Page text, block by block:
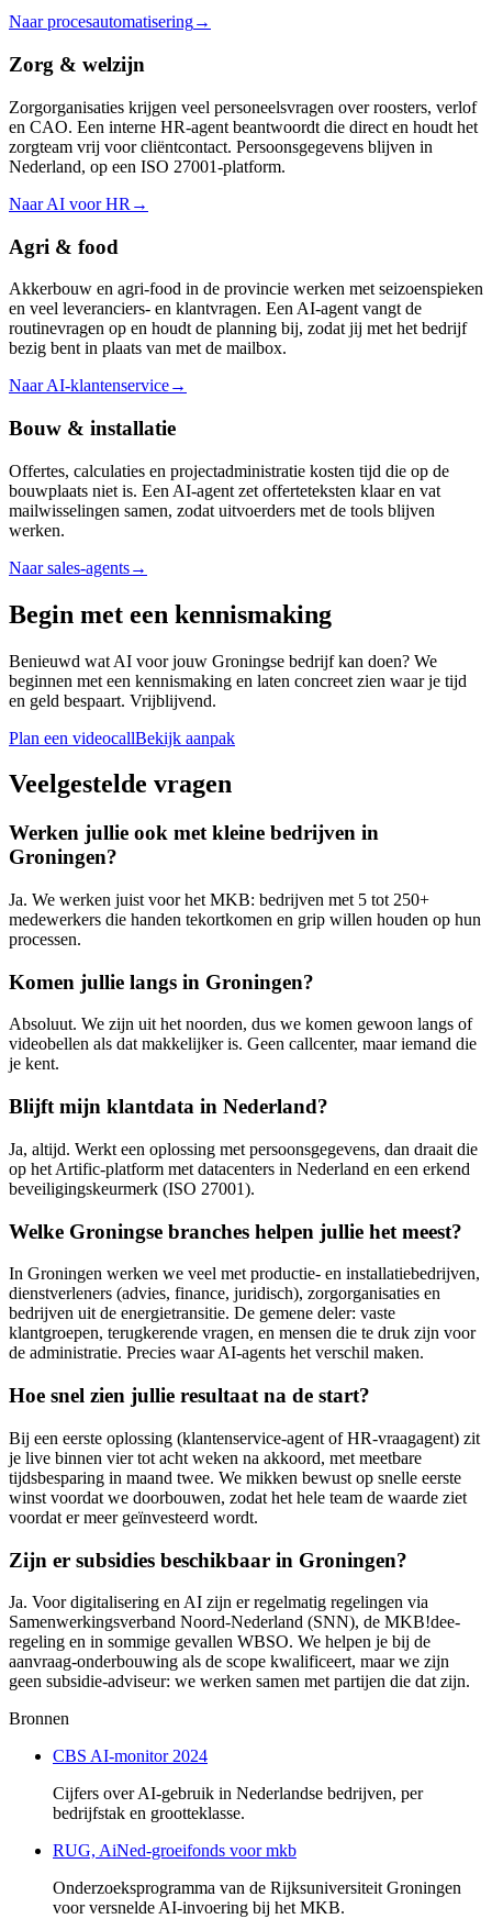
Naar procesautomatisering→
Zorg & welzijn
Zorgorganisaties krijgen veel personeelsvragen over roosters, verlof
en CAO. Een interne HR-agent beantwoordt die direct en houdt het
zorgteam vrij voor cliëntcontact. Persoonsgegevens blijven in
Nederland, op een ISO 27001-platform.
Naar AI voor HR →
Agri & food
Akkerbouw en agri-food in de provincie werken met seizoenspieken
en veel leveranciers- en klantvragen. Een AI-agent vangt de
routinevragen op en houdt de planning bij, zodat jij met het bedrijf
bezig bent in plaats van met de mailbox.
Naar AI-klantenservice→
Bouw & installatie
Offertes, calculaties en projectadministratie kosten tijd die op de
bouwplaats niet is. Een AI-agent zet offerteteksten klaar en vat
mailwisselingen samen, zodat uitvoerders met de tools blijven
werken.
Naar sales-agents→
Begin met een kennismaking
Benieuwd wat AI voor jouw Groningse bedrijf kan doen? We
beginnen met een kennismaking en laten concreet zien waar je tijd
en geld bespaart. Vrijblijvend.
Plan een videocallBekijk aanpak
Veelgestelde vragen
Werken jullie ook met kleine bedrijven in
Groningen?
Ja. We werken juist voor het MKB: bedrijven met 5 tot 250+
medewerkers die handen tekortkomen en grip willen houden op hun
processen.
Komen jullie langs in Groningen?
Absoluut. We zijn uit het noorden, dus we komen gewoon langs of
videobellen als dat makkelijker is. Geen callcenter, maar iemand die
je kent.
Blijft mijn klantdata in Nederland?
Ja, altijd. Werkt een oplossing met persoonsgegevens, dan draait die
op het Artific-platform met datacenters in Nederland en een erkend
beveiligingskeurmerk (ISO 27001).
Welke Groningse branches helpen jullie het meest?
In Groningen werken we veel met productie- en installatiebedrijven,
dienstverleners (advies, finance, juridisch), zorgorganisaties en
bedrijven uit de energietransitie. De gemene deler: vaste
klantgroepen, terugkerende vragen, en mensen die te druk zijn voor
de administratie. Precies waar AI-agents het verschil maken.
Hoe snel zien jullie resultaat na de start?
Bij een eerste oplossing (klantenservice-agent of HR-vraagagent) zit
je live binnen vier tot acht weken na akkoord, met meetbare
tijdsbesparing in maand twee. We mikken bewust op snelle eerste
winst voordat we doorbouwen, zodat het hele team de waarde ziet
voordat er meer geïnvesteerd wordt.
Zijn er subsidies beschikbaar in Groningen?
Ja. Voor digitalisering en AI zijn er regelmatig regelingen via
Samenwerkingsverband Noord-Nederland (SNN), de MKB!dee-
regeling en in sommige gevallen WBSO. We helpen je bij de
aanvraag-onderbouwing als de scope kwalificeert, maar we zijn
geen subsidie-adviseur: we werken samen met partijen die dat zijn.
Bronnen
CBS AI-monitor 2024
Cijfers over AI-gebruik in Nederlandse bedrijven, per
bedrijfstak en grootteklasse.
RUG, AiNed-groeifonds voor mkb
Onderzoeksprogramma van de Rijksuniversiteit Groningen
voor versnelde AI-invoering bij het MKB.